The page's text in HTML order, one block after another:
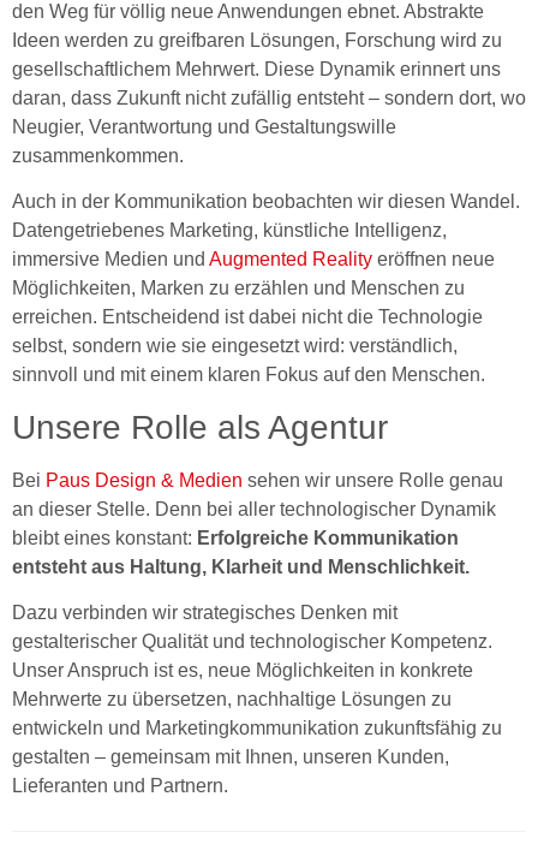
den Weg für völlig neue Anwendungen ebnet. Abstrakte
Ideen werden zu greifbaren Lösungen, Forschung wird zu
gesellschaftlichem Mehrwert. Diese Dynamik erinnert uns
daran, dass Zukunft nicht zufällig entsteht – sondern dort, wo
Neugier, Verantwortung und Gestaltungswille
zusammenkommen.
Auch in der Kommunikation beobachten wir diesen Wandel.
Datengetriebenes Marketing, künstliche Intelligenz,
immersive Medien und Augmented Reality eröffnen neue
Möglichkeiten, Marken zu erzählen und Menschen zu
erreichen. Entscheidend ist dabei nicht die Technologie
selbst, sondern wie sie eingesetzt wird: verständlich,
sinnvoll und mit einem klaren Fokus auf den Menschen.
Unsere Rolle als Agentur
Bei Paus Design & Medien sehen wir unsere Rolle genau
an dieser Stelle. Denn bei aller technologischer Dynamik
bleibt eines konstant: Erfolgreiche Kommunikation
entsteht aus Haltung, Klarheit und Menschlichkeit.
Dazu verbinden wir strategisches Denken mit
gestalterischer Qualität und technologischer Kompetenz.
Unser Anspruch ist es, neue Möglichkeiten in konkrete
Mehrwerte zu übersetzen, nachhaltige Lösungen zu
entwickeln und Marketingkommunikation zukunftsfähig zu
gestalten – gemeinsam mit Ihnen, unseren Kunden,
Lieferanten und Partnern.